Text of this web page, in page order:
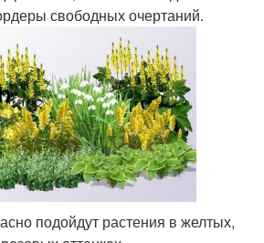
свободных очертаний.
подойдут растения в желтых,